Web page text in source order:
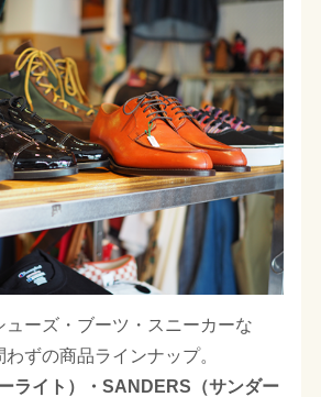
ューズ・ブーツ・スニーカーな
ずの商品ラインナップ。
ライト）・SANDERS（サンダー